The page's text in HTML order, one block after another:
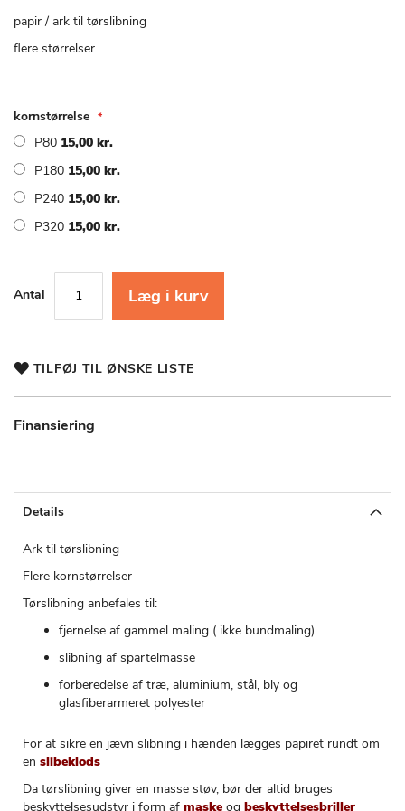
papir / ark til tørslibning
flere størrelser
kornstørrelse
P80 15,00 kr.
P180 15,00 kr.
P240 15,00 kr.
P320 15,00 kr.
Antal Læg i kurv
TILFØJ TIL ØNSKE LISTE
Finansiering
af
Details
Ark til tørslibning
Flere kornstørrelser
Tørslibning anbefales til:
fjernelse af gammel maling ( ikke bundmaling)
slibning af spartelmasse
forberedelse af træ, aluminium, stål, bly og
glasfiberarmeret polyester
For at sikre en jævn slibning i hænden lægges papiret rundt om
en slibeklods
Da tørslibning giver en masse støv, bør der altid bruges
beskyttelsesudstyr i form af maske og beskyttelsesbriller